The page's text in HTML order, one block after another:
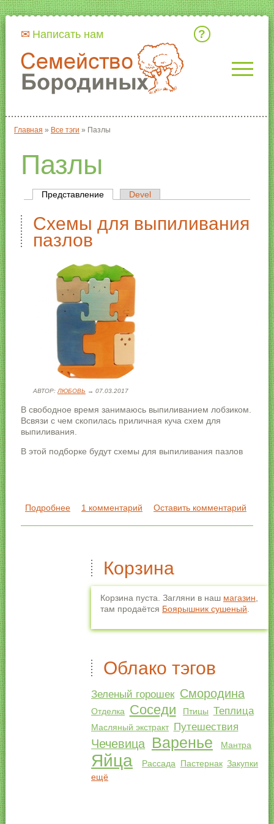
Написать нам
Вы здесь
Главная » Все тэги » Пазлы
Пазлы
Главные вкладки
Представление(активная вкладка)
Devel
Схемы для выпиливания
пазлов
АВТОР: ЛЮБОВЬ → 07.03.2017
В свободное время занимаюсь выпиливанием лобзиком.
Всвязи с чем скопилась приличная куча схем для
выпиливания.
В этой подборке будут схемы для выпиливания пазлов
Подробнеео Схемы для выпиливания пазлов
1 комментарий Оставить комментарий
Корзина
Корзина пуста. Загляни в наш магазин
там продаётся Боярышник сушеный
Облако тэгов
Зеленый горошек Смородина
Отделка Соседи Птицы Теплица
Масляный экстракт Путешествия
Чечевица Варенье Мантра
Яйца Рассада Пастернак Закупки
ещё